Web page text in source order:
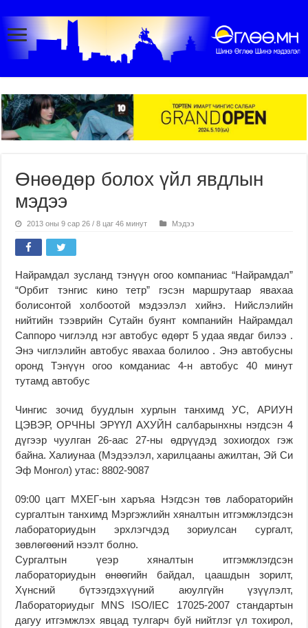
Өнөөдөр болох үйл явдлын
мэдээ
2013 оны 9 сар 26 / 8 цаг 46 минут Мэдээ
Найрамдал зусланд тэнүүн огоо компаниас “Найрамдал”
“Орбит тэнгис кино тетр” гэсэн маршрутаар явахаа
болисонтой холбоотой мэдээлэл хийнэ. Нийслэлийн
нийтийн тээврийн Сутайн буянт компанийн Найрамдал
Саппоро чиглэлд нэг автобус өдөрт 5 удаа явдаг билээ .
Энэ чиглэлийн автобус явахаа болилоо . Энэ автобусны
оронд Тэнүүн огоо комданиас 4-н автобус 40 минут
тутамд автобус
Чингис зочид буудлын хурлын танхимд УС, АРИУН
ЦЭВЭР, ОРЧНЫ ЭРҮҮЛ АХУЙН салбарынхны нэгдсэн 4
дүгээр чуулган 26-аас 27-ны өдрүүдэд зохиогдох гэж
байна. Халиунаа (Мэдээлэл, харилцааны ажилтан, Эй Си
Эф Монгол) утас: 8802-9087
09:00 цагт МХЕГ-ын харъяа Нэгдсэн төв лабораторийн
сургалтын танхимд Мэргэжлийн хяналтын итгэмжлэгдсэн
лабораториудын эрхлэгчдэд зориулсан сургалт,
зөвлөгөөний нээлт болно.
Сургалтын үеэр хяналтын итгэмжлэгдсэн
лабораториудын өнөөгийн байдал, цаашдын зорилт,
Хүнсний бүтээгдэхүүний аюулгүйн үзүүлэлт,
Лабораториудыг MNS ISO/IEC 17025-2007 стандартын
дагуу итгэмжлэх явцад тулгарч буй нийтлэг үл тохирол,